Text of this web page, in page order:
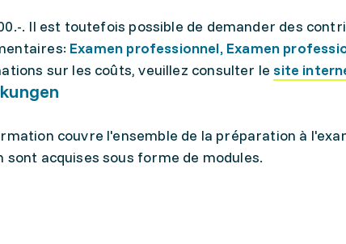
. Il est toutefois possible de demander des
Examen professionnel, Examen
sur les coûts, veuillez consulter le site
couvre l'ensemble de la préparation à
sont acquises sous forme de modules.